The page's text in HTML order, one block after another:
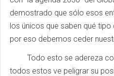
demostrado que sólo esos
los únicos que saben qué
por eso debemos ceder
Todo esto se adereza con
todos estos ve peligrar su